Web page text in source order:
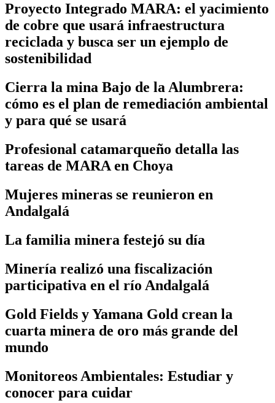
Proyecto Integrado MARA: el yacimiento
de cobre que usará infraestructura
reciclada y busca ser un ejemplo de
sostenibilidad
Cierra la mina Bajo de la Alumbrera:
cómo es el plan de remediación ambiental
y para qué se usará
Profesional catamarqueño detalla las
tareas de MARA en Choya
Mujeres mineras se reunieron en
Andalgalá
La familia minera festejó su día
Minería realizó una fiscalización
participativa en el río Andalgalá
Gold Fields y Yamana Gold crean la
cuarta minera de oro más grande del
mundo
Monitoreos Ambientales: Estudiar y
conocer para cuidar